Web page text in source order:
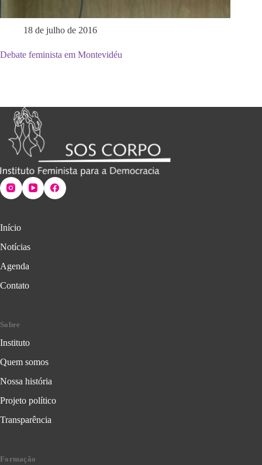
18 de julho de 2016
Debate feminista em Montevidéu
Início
Notícias
Agenda
Contato
Sobre
Instituto
Quem somos
Nossa história
Projeto político
Transparência
Formação